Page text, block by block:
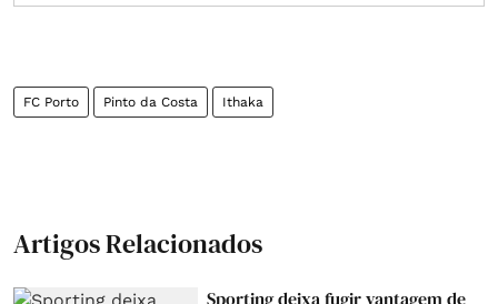
FC Porto Pinto da Costa Ithaka
Artigos Relacionados
Sporting deixa fugir vantagem de